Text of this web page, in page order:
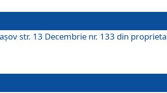
str. 13 Decembrie nr. 133 din